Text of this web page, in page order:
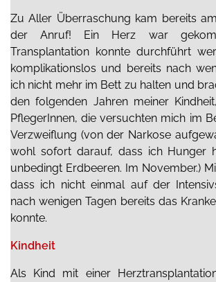
Zu Aller Überraschung kam bereits
der Anruf! Ein Herz war
Transplantation konnte durchführt
komplikationslos und bereits nach
ich nicht mehr im Bett zu halten und
den folgenden Jahren meiner
PflegerInnen, dieversuchten mich im
Verzweiflung (von der Narkose
wohl sofort darauf, dass ich Hunger
unbedingt Erdbeeren. Im November.)
dass ich nicht einmal auf der
nach wenigen Tagen bereits das
konnte.
Kindheit
Als Kind mit einer Herzt